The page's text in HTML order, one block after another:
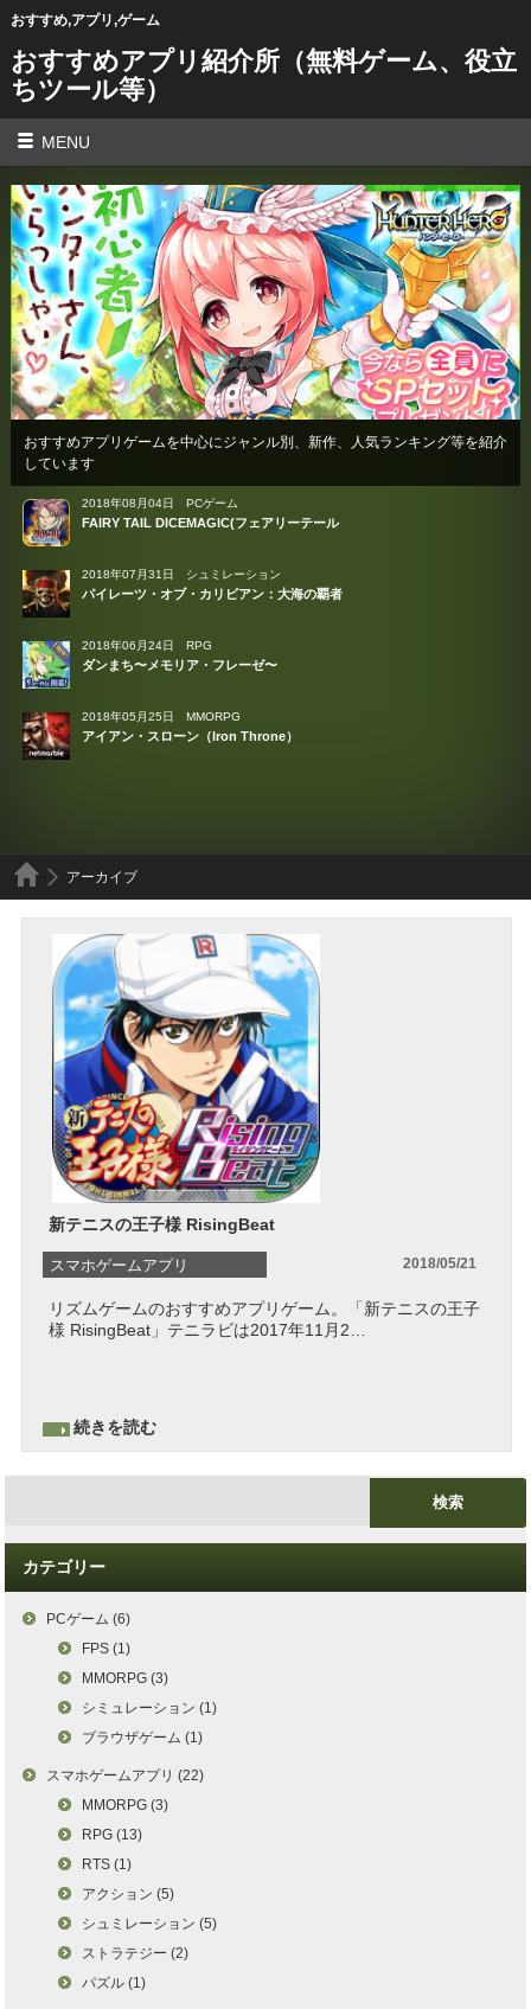
おすすめ,アプリ,ゲーム
おすすめアプリ紹介所（無料ゲーム、役立
ちツール等）
MENU
おすすめアプリゲームを中心にジャンル別、新作、人気ランキング等を紹介
しています
2018年08月04日 PCゲーム
FAIRY TAIL DICEMAGIC(フェアリーテール
2018年07月31日 シュミレーション
パイレーツ・オブ・カリビアン：大海の覇者
2018年06月24日 RPG
ダンまち〜メモリア・フレーゼ〜
2018年05月25日 MMORPG
アイアン・スローン（Iron Throne）
アーカイブ
新テニスの王子様 RisingBeat
2018/05/21
スマホゲームアプリ
アクション
リズムゲームのおすすめアプリゲーム。「新テニスの王子
様 RisingBeat」テニラビは2017年11月2…
続きを読む
カテゴリー
PCゲーム (6)
FPS (1)
MMORPG (3)
シミュレーション (1)
ブラウザゲーム (1)
スマホゲームアプリ (22)
MMORPG (3)
RPG (13)
RTS (1)
アクション (5)
シュミレーション (5)
ストラテジー (2)
パズル (1)